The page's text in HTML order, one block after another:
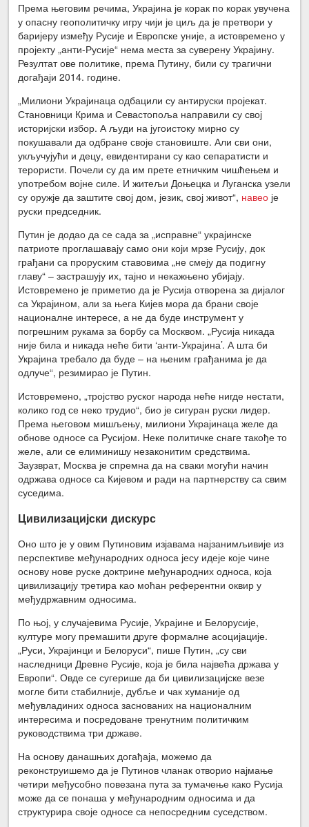
Према његовим речима, Украјина је корак по корак увучена
у опасну геополитичку игру чији је циљ да је претвори у
баријеру између Русије и Европске уније, а истовремено у
пројекту „анти-Русије“ нема места за суверену Украјину.
Резултат ове политике, према Путину, били су трагични
догађаји 2014. године.
„Милиони Украјинаца одбацили су антируски пројекат.
Становници Крима и Севастопоља направили су свој
историјски избор. А људи на југоистоку мирно су
покушавали да одбране своје становиште. Али сви они,
укључујући и децу, евидентирани су као сепаратисти и
терористи. Почели су да им прете етничким чишћењем и
употребом војне силе. И житељи Доњецка и Луганска узели
су оружје да заштите свој дом, језик, свој живот“, навео је
руски председник.
Путин је додао да се сада за „исправне“ украјинске
патриоте проглашавају само они који мрзе Русију, док
грађани са проруским ставовима „не смеју да подигну
главу“ – застрашују их, тајно и некажњено убијају.
Истовремено је приметио да је Русија отворена за дијалог
са Украјином, али за њега Кијев мора да брани своје
националне интересе, а не да буде инструмент у
погрешним рукама за борбу са Москвом. „Русија никада
није била и никада неће бити ‘анти-Украјина’. А шта би
Украјина требало да буде – на њеним грађанима је да
одлуче“, резимирао је Путин.
Истовремено, „тројство руског народа неће нигде нестати,
колико год се неко трудио“, био је сигуран руски лидер.
Према његовом мишљењу, милиони Украјинаца желе да
обнове односе са Русијом. Неке политичке снаге такође то
желе, али се елиминишу незаконитим средствима.
Заузврат, Москва је спремна да на сваки могући начин
одржава односе са Кијевом и ради на партнерству са свим
суседима.
Цивилизацијски дискурс
Оно што је у овим Путиновим изјавама најзанимљивије из
перспективе међународних односа јесу идеје које чине
основу нове руске доктрине међународних односа, која
цивилизацију третира као моћан референтни оквир у
међудржавним односима.
По њој, у случајевима Русије, Украјине и Белорусије,
културе могу премашити друге формалне асоцијације.
„Руси, Украјинци и Белоруси“, пише Путин, „су сви
наследници Древне Русије, која је била највећа држава у
Европи“. Овде се сугерише да би цивилизацијске везе
могле бити стабилније, дубље и чак хуманије од
међувладиних односа заснованих на националним
интересима и посредоване тренутним политичким
руководствима три државе.
На основу данашњих догађаја, можемо да
реконструишемо да је Путинов чланак отворио најмање
четири међусобно повезана пута за тумачење како Русија
може да се понаша у међународним односима и да
структурира своје односе са непосредним суседством.